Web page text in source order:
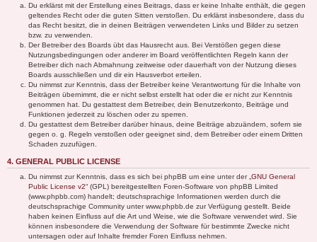
Du erklärst mit der Erstellung eines Beitrags, dass er keine Inhalte enthält, die gegen
geltendes Recht oder die guten Sitten verstoßen. Du erklärst insbesondere, dass du
das Recht besitzt, die in deinen Beiträgen verwendeten Links und Bilder zu setzen
bzw. zu verwenden.
Der Betreiber des Boards übt das Hausrecht aus. Bei Verstößen gegen diese
Nutzungsbedingungen oder anderer im Board veröffentlichten Regeln kann der
Betreiber dich nach Abmahnung zeitweise oder dauerhaft von der Nutzung dieses
Boards ausschließen und dir ein Hausverbot erteilen.
Du nimmst zur Kenntnis, dass der Betreiber keine Verantwortung für die Inhalte von
Beiträgen übernimmt, die er nicht selbst erstellt hat oder die er nicht zur Kenntnis
genommen hat. Du gestattest dem Betreiber, dein Benutzerkonto, Beiträge und
Funktionen jederzeit zu löschen oder zu sperren.
Du gestattest dem Betreiber darüber hinaus, deine Beiträge abzuändern, sofern sie
gegen o. g. Regeln verstoßen oder geeignet sind, dem Betreiber oder einem Dritten
Schaden zuzufügen.
4. GENERAL PUBLIC LICENSE
Du nimmst zur Kenntnis, dass es sich bei phpBB um eine unter der „ GNU General
Public License v2“ (GPL) bereitgestellten Foren-Software von phpBB Limited
(www.phpbb.com) handelt; deutschsprachige Informationen werden durch die
deutschsprachige Community unter www.phpbb.de zur Verfügung gestellt. Beide
haben keinen Einfluss auf die Art und Weise, wie die Software verwendet wird. Sie
können insbesondere die Verwendung der Software für bestimmte Zwecke nicht
untersagen oder auf Inhalte fremder Foren Einfluss nehmen.